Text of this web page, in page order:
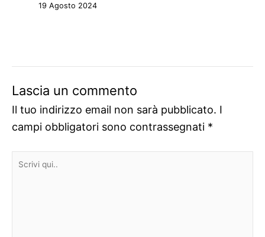
19 Agosto 2024
Lascia un commento
Il tuo indirizzo email non sarà pubblicato. I
campi obbligatori sono contrassegnati *
Scrivi